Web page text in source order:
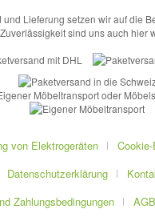
und Lieferung setzen wir auf die
Zuverlässigkeit sind uns auch hier
von Elektrogeräten
Datenschutzerklärung
Zahlungsbedingungen
AGB